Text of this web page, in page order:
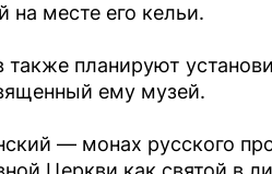
на месте его кельи.
планируют
ему музей.
— монах русского